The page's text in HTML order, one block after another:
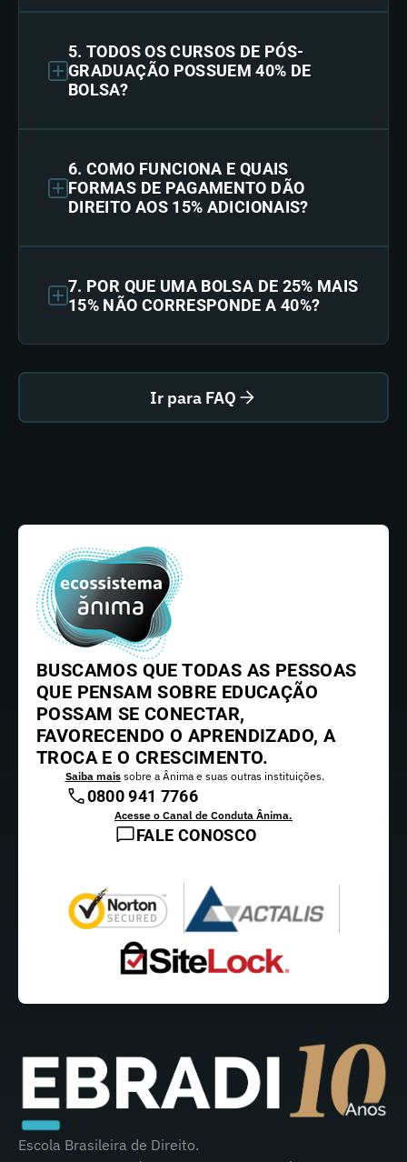
5. TODOS OS CURSOS DE PÓS-
GRADUAÇÃO POSSUEM 40% DE
BOLSA?
6. COMO FUNCIONA E QUAIS
FORMAS DE PAGAMENTO DÃO
DIREITO AOS 15% ADICIONAIS?
7. POR QUE UMA BOLSA DE 25% MAIS
15% NÃO CORRESPONDE A 40%?
Ir para FAQ
BUSCAMOS QUE TODAS AS PESSOAS
QUE PENSAM SOBRE EDUCAÇÃO
POSSAM SE CONECTAR,
FAVORECENDO O APRENDIZADO, A
TROCA E O CRESCIMENTO.
Saiba maissobre a Ânima e suas outras instituições.
0800 941 7766
Acesse o Canal de Conduta Ânima.
FALE CONOSCO
Escola Brasileira de Direito.